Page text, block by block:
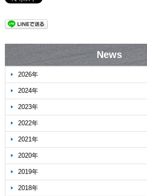
News
2026年
2024年
2023年
2022年
2021年
2020年
2019年
2018年